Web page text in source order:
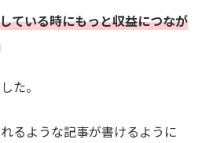
ている時にもっと収益につなが
た。
るような記事が書けるように